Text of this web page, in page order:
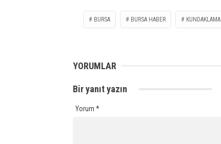
BURSA BURSA HABER KUNDAKLAMA
YORUMLAR
Bir yanıt yazın
Yorum *